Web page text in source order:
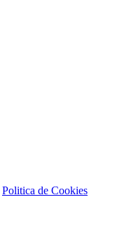
Politica de Cookies